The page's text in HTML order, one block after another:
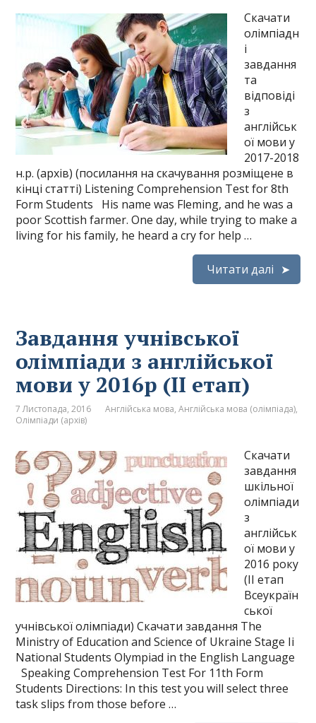
Скачати
олімпіадн
і
завдання
та
відповіді
з
англійськ
ої мови у
2017-2018
н.р. (архів) (посилання на скачування розміщене в
кінці статті) Listening Comprehension Test for 8th
Form Students His name was Fleming, and he was a
poor Scottish farmer. One day, while trying to make a
living for his family, he heard a cry for help …
Читати далі
Завдання учнівської
олімпіади з англійської
мови у 2016р (ІІ етап)
7 Листопада, 2016 Англійська мова,Англійська мова (олімпіада),
Олімпіади (архів)
Скачати
завдання
шкільної
олімпіади
з
англійськ
ої мови у
2016 року
(ІІ етап
Всеукраїн
ської
учнівської олімпіади) Скачати завдання The
Ministry of Education and Science of Ukraine Stage Ii
National Students Olympiad in the English Language
Speaking Comprehension Test For 11th Form
Students Directions: In this test you will select three
task slips from those before …